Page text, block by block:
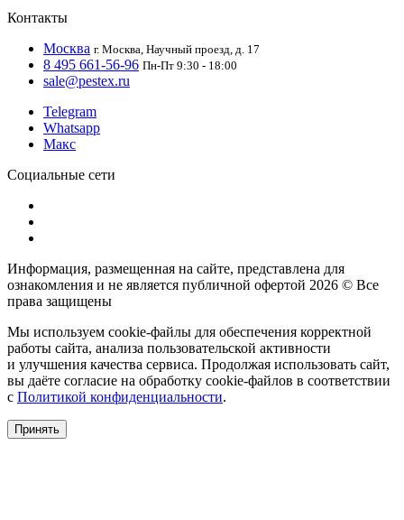
Контакты
Москва г. Москва, Научный проезд, д. 17
8 495 661-56-96 Пн-Пт 9:30 - 18:00
sale@pestex.ru
Telegram
Whatsapp
Макс
Социальные сети
Информация, размещенная на сайте, представлена для
ознакомления и не является публичной офертой 2026 © Все
права защищены
Мы используем cookie-файлы для обеспечения корректной
работы сайта, анализа пользовательской активности
и улучшения качества сервиса. Продолжая использовать сайт,
вы даёте согласие на обработку cookie-файлов в соответствии
с Политикой конфиденциальности.
Принять